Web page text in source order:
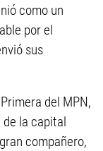
como un
por el
sus
del MPN,
la capital
compañero,